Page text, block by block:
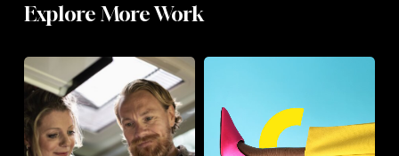
Explore More Work
Thetford
Keane